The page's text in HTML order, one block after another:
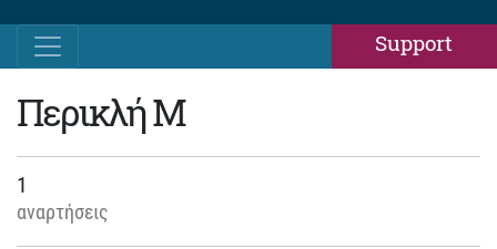
Support
Περικλή Μ
1
αναρτήσεις